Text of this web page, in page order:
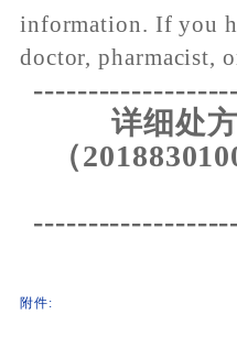
information. If you
doctor, pharmacist,
详细处
（
附件: